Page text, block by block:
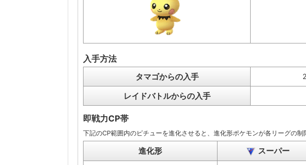
入手方法
タマゴからの入手
レイドバトルからの入手
即戦力CP帯
下記のCP範囲内のピチューを進化させると、進化形ポケモンが各リーグの制
進化形 スーパー